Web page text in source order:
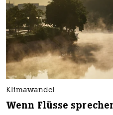
Klimawandel
Wenn Flüsse